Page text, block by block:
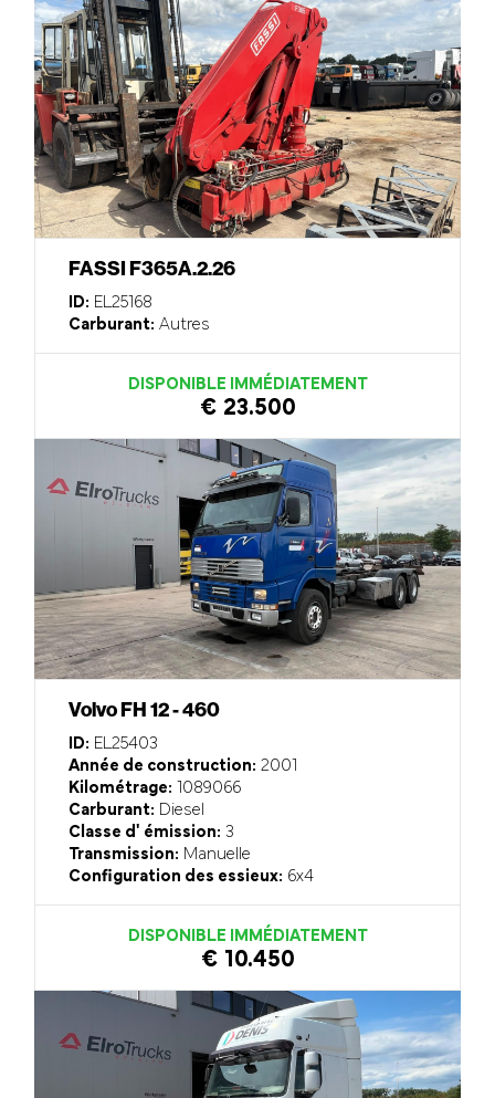
FASSI F365A.2.26
ID: EL25168
Carburant: Autres
DISPONIBLE IMMÉDIATEMENT
€ 23.500
Volvo FH 12 - 460
ID: EL25403
Année de construction: 2001
Kilométrage: 1089066
Carburant: Diesel
Classe d' émission: 3
Transmission: Manuelle
Configuration des essieux: 6x4
DISPONIBLE IMMÉDIATEMENT
€ 10.450